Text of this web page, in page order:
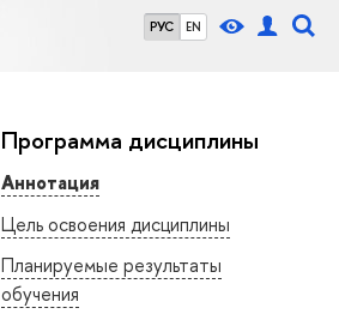
РУС EN
Программа дисциплины
Аннотация
Цель освоения дисциплины
Планируемые результаты
обучения